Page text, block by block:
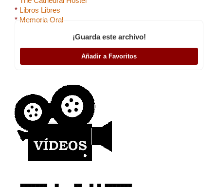
* Libros Libres
* Memoria Oral
¡Guarda este archivo!
Añadir a Favoritos